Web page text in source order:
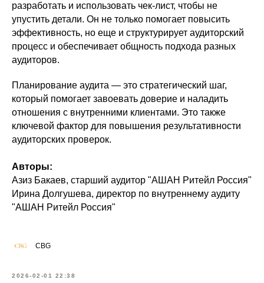
разработать и использовать чек-лист, чтобы не
упустить детали. Он не только помогает повысить
эффективность, но еще и структурирует аудиторский
процесс и обеспечивает общность подхода разных
аудиторов.
Планирование аудита — это стратегический шаг,
который помогает завоевать доверие и наладить
отношения с внутренними клиентами. Это также
ключевой фактор для повышения результативности
аудиторских проверок.
Авторы:
Азиз Бакаев, старший аудитор "АШАН Ритейл Россия"
Ирина Долгушева, директор по внутреннему аудиту
"АШАН Ритейл Россия"
CBG
2026-02-01 22:38